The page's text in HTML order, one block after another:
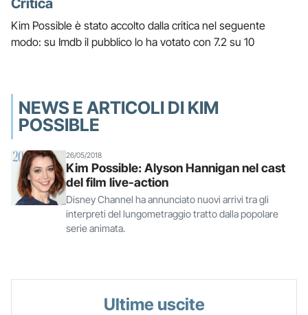
Kim Possible è stato accolto dalla critica nel seguente
modo: su Imdb il pubblico lo ha votato con 7.2 su 10
NEWS E ARTICOLI DI KIM
POSSIBLE
26/05/2018
Kim Possible: Alyson Hannigan nel cast
del film live-action
Disney Channel ha annunciato nuovi arrivi tra gli
interpreti del lungometraggio tratto dalla popolare
serie animata.
Ultime uscite